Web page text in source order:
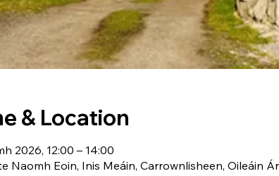
& Location
2026, 12:00 – 14:00
Naomh Eoin, Inis Meáin, Carrownlisheen, Oileáin